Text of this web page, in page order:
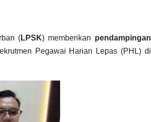
(LPSK) memberikan pendampingan
Pegawai Harian Lepas (PHL) di